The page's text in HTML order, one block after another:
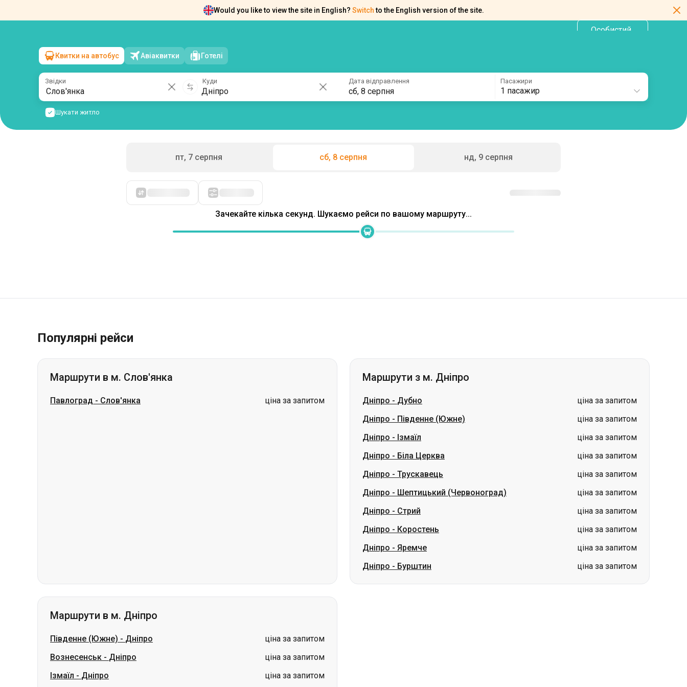
Would you like to view the site in English? Switch to the English version of the site.
Особистий
Слов'янка →Дніпро
сб, 8 серпня/1 пасажир
Квитки на автобус Авіаквитки Готелі
Звідки Куди Дата відправлення
сб, 8 серпня
Пасажири
1 пасажир
Шукати житло
пт, 7 серпня сб, 8 серпня нд, 9 серпня
Зачекайте кілька секунд. Шукаємо рейси по вашому маршруту...
Популярні рейси
Маршрути в м. Слов'янка
Павлоград - Слов'янка ціна за запитом
Маршрути з м. Дніпро
Дніпро - Дубно
ціна за запитом
Дніпро - Південне (Южне)
ціна за запитом
Дніпро - Ізмаїл
ціна за запитом
Дніпро - Біла Церква
ціна за запитом
Дніпро - Трускавець
ціна за запитом
Дніпро - Шептицький (Червоноград)
ціна за запитом
Дніпро - Стрий
ціна за запитом
Дніпро - Коростень
ціна за запитом
Дніпро - Яремче
ціна за запитом
Дніпро - Бурштин ціна за запитом
Маршрути в м. Дніпро
Південне (Южне) - Дніпро
ціна за запитом
Вознесенськ - Дніпро
ціна за запитом
Ізмаїл - Дніпро
ціна за запитом